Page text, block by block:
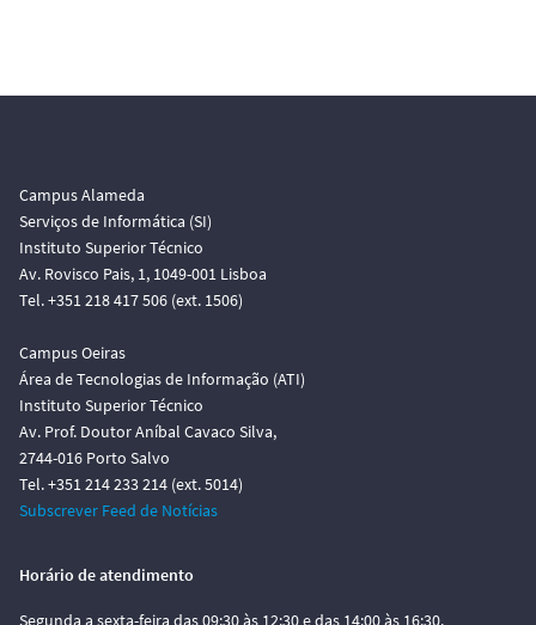
Campus Alameda
Serviços de Informática (SI)
Instituto Superior Técnico
Av. Rovisco Pais, 1, 1049-001 Lisboa
Tel. +351 218 417 506 (ext. 1506)
Campus Oeiras
Área de Tecnologias de Informação (ATI)
Instituto Superior Técnico
Av. Prof. Doutor Aníbal Cavaco Silva,
2744-016 Porto Salvo
Tel. +351 214 233 214 (ext. 5014)
Subscrever Feed de Notícias
Horário de atendimento
Segunda a sexta-feira das 09:30 às 12:30 e das 14:00 às 16:30.